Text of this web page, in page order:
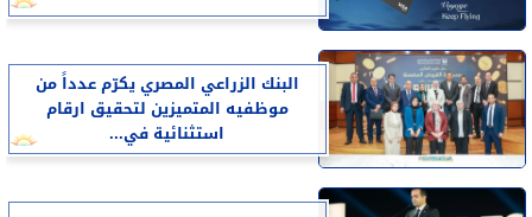
البنك الزراعي المصري يكرّم عدداً من
موظفيه المتميزين لتحقيق ارقام
استثنائية في...